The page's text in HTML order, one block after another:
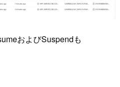
およびSuspendも